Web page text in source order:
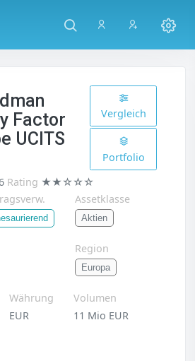
Factor
UCITS
Vergleich
Portfolio
Rating ★★☆☆☆
Assetklasse
Aktien
Region
Europa
Währung
EUR
Volumen
11 Mio EUR